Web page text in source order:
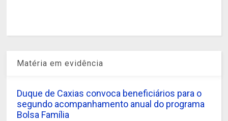
Matéria em evidência
Duque de Caxias convoca beneficiários para o
segundo acompanhamento anual do programa
Bolsa Família